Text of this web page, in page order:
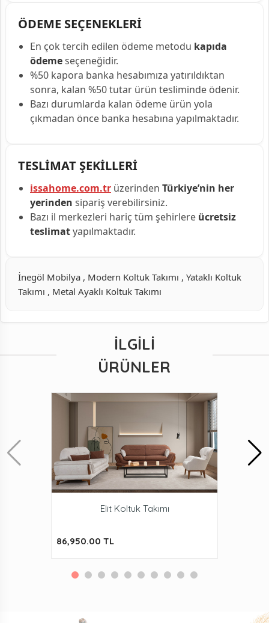
ÖDEME SEÇENEKLERİ
En çok tercih edilen ödeme metodu kapıda
ödemeseçeneğidir.
%50 kapora banka hesabımıza yatırıldıktan
sonra, kalan %50 tutar ürün tesliminde ödenir.
Bazı durumlarda kalan ödeme ürün yola
çıkmadan önce banka hesabına yapılmaktadır.
TESLİMAT ŞEKİLLERİ
issahome.com.tr üzerinden Türkiye’nin her
yerinden sipariş verebilirsiniz.
Bazı il merkezleri hariç tüm şehirlere ücretsiz
teslimatyapılmaktadır.
İnegöl Mobilya , Modern Koltuk Takımı , Yataklı Koltuk
Takımı , Metal Ayaklı Koltuk Takımı
İLGILI
ÜRÜNLER
Elit Koltuk Takımı
86,950.00 TL